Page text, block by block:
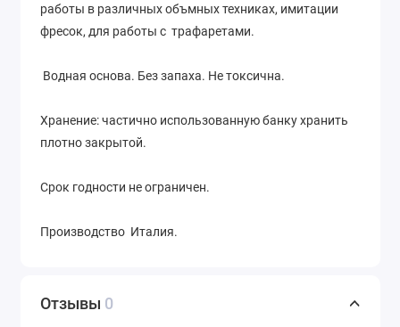
работы в различных объмных техниках, имитации
фресок, для работы с трафаретами.
Водная основа. Без запаха. Не токсична.
Хранение: частично использованную банку хранить
плотно закрытой.
Срок годности не ограничен.
Производство Италия.
Отзывы 0